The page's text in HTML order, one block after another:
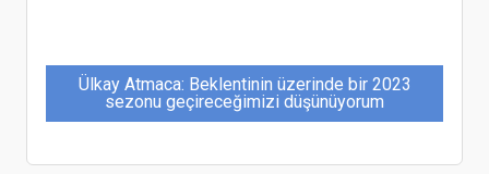
Ülkay Atmaca: Beklentinin üzerinde bir 2023
sezonu geçireceğimizi düşünüyorum